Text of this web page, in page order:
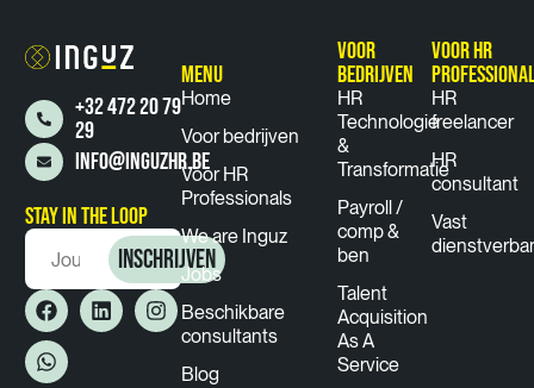
+32 472 20 79
29
INFO@INGUZHR.BE
STAY IN THE LOOP
INSCHRIJVEN
MENU
Home
Voor bedrijven
Voor HR
Professionals
We are Inguz
Jobs
Beschikbare
consultants
Blog
VOOR
BEDRIJVEN
HR
Technologie
&
Transformatie
Payroll /
comp &
ben
Talent
Acquisition
As A
Service
VOOR HR
HR
freelancer
HR
consultant
Vast